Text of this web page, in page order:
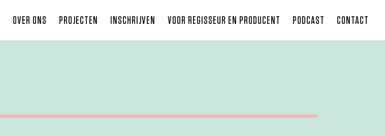
OVER ONS PROJECTEN INSCHRIJVEN VOOR REGISSEUR EN PRODUCENT PODCAST CONTACT